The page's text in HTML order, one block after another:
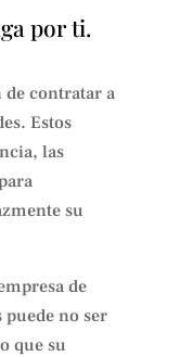
por ti.
de contratar a
Estos
las
su
de
no ser
que su